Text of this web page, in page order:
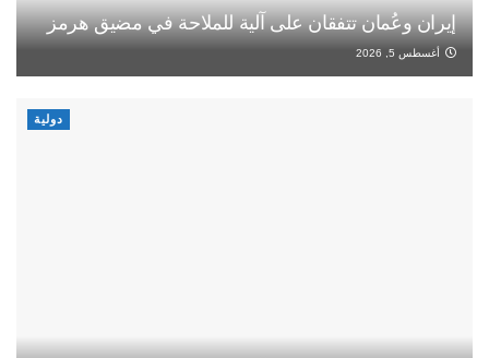
إيران وعُمان تتفقان على آلية للملاحة في مضيق هرمز
أغسطس 5, 2026
دولية